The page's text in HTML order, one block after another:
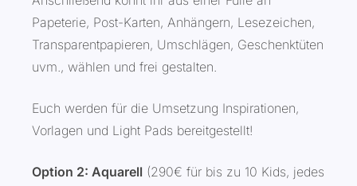
Papeterie, Post-Karten, Anhängern, Lesezeichen,
Transparentpapieren, Umschlägen, Geschenktüten
uvm., wählen und frei gestalten.
Euch werden für die Umsetzung Inspirationen,
Vorlagen und Light Pads bereitgestellt!
Option 2: Aquarell (290€ für bis zu 10 Kids, jedes